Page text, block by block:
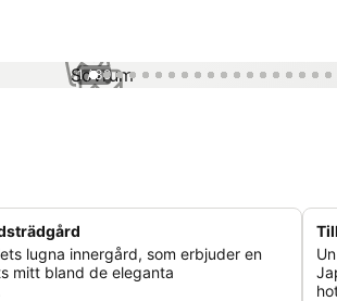
1 / 39
lugna innergård, som erbjuder en
mitt bland de eleganta